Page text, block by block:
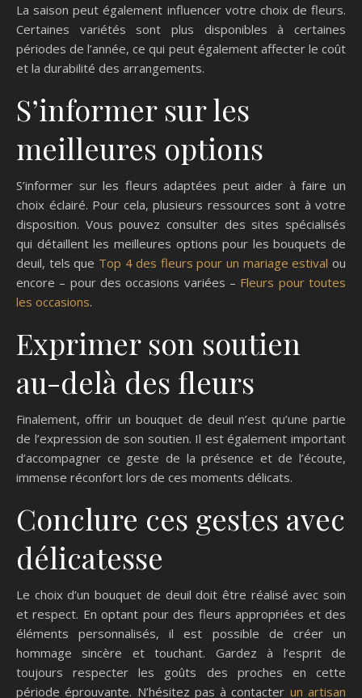
La saison peut également influencer votre choix de fleurs.
Certaines variétés sont plus disponibles à certaines
périodes de l’année, ce qui peut également affecter le coût
et la durabilité des arrangements.
S’informer sur les
meilleures options
S’informer sur les fleurs adaptées peut aider à faire un
choix éclairé. Pour cela, plusieurs ressources sont à votre
disposition. Vous pouvez consulter des sites spécialisés
qui détaillent les meilleures options pour les bouquets de
deuil, tels que Top 4 des fleurs pour un mariage estival ou
encore – pour des occasions variées – Fleurs pour toutes
les occasions.
Exprimer son soutien
au-delà des fleurs
Finalement, offrir un bouquet de deuil n’est qu’une partie
de l’expression de son soutien. Il est également important
d’accompagner ce geste de la présence et de l’écoute,
immense réconfort lors de ces moments délicats.
Conclure ces gestes avec
délicatesse
Le choix d’un bouquet de deuil doit être réalisé avec soin
et respect. En optant pour des fleurs appropriées et des
éléments personnalisés, il est possible de créer un
hommage sincère et touchant. Gardez à l’esprit de
toujours respecter les goûts des proches en cette
période éprouvante. N’hésitez pas à contacter un artisan